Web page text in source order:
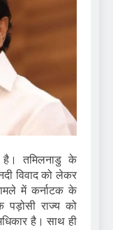
है। तमिलनाडु के
विवाद को लेकर
में कर्नाटक के
पड़ोसी राज्य को
है। साथ ही